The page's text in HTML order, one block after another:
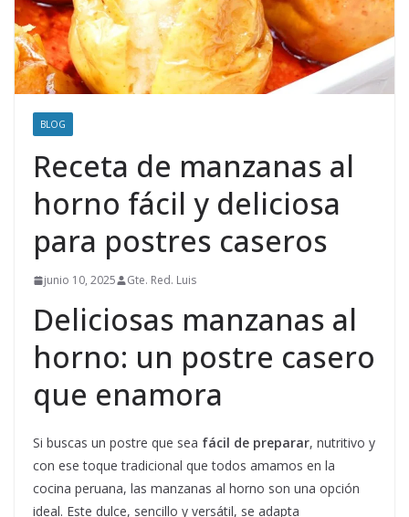
BLOG
Receta de manzanas al
horno fácil y deliciosa
para postres caseros
junio 10, 2025 Gte. Red. Luis
Deliciosas manzanas al
horno: un postre casero
que enamora
Si buscas un postre que sea fácil de preparar, nutritivo y
con ese toque tradicional que todos amamos en la
cocina peruana, las manzanas al horno son una opción
ideal. Este dulce, sencillo y versátil, se adapta